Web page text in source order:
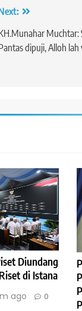
Muchtar:
dipuji, Alloh
Diundang
di Istana
ago 0